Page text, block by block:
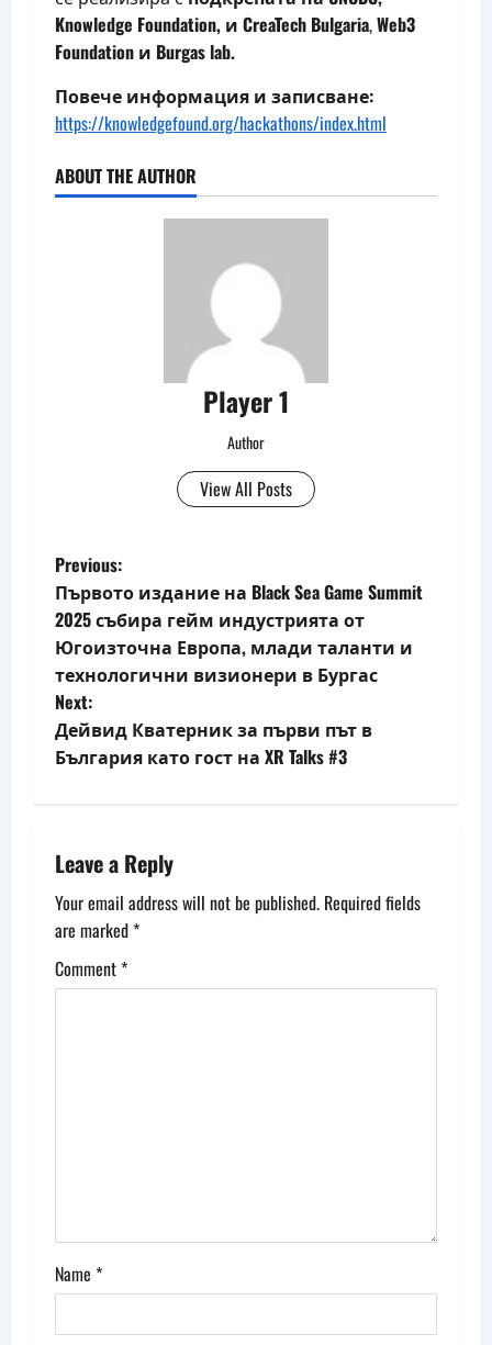
Knowledge Foundation, и CreaTech Bulgaria,Web3
Foundation и Burgas lab.
Повече информация и записване:
https://knowledgefound.org/hackathons/index.html
ABOUT THE AUTHOR
Player 1
Author
View All Posts
P
o
s
t
n
v
i
g
a
Previous:
Първото издание на Black Sea Game Summit
2025 събира гейм индустрията от
Югоизточна Европа, млади таланти и
технологични визионери в Бургас
Next:
Дейвид Кватерник за първи път в
България като гост на XR Talks #3
Leave a Reply
Your email address will not be published. Required fields
are marked *
Comment *
Name *